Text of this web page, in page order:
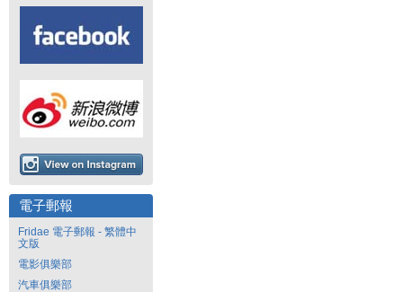
電子郵報
Fridae 電子郵報 - 繁體中
文版
電影俱樂部
汽車俱樂部